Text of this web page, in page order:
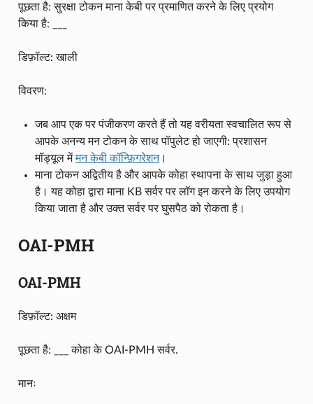
पूछता है: सुरक्षा टोकन माना केबी पर प्रमाणित करने के लिए प्रयोग
किया है: ___
डिफ़ॉल्ट: खाली
विवरण:
जब आप एक पर पंजीकरण करते हैं तो यह वरीयता स्वचालित रूप से
आपके अनन्य मन टोकन के साथ पॉपुलेट हो जाएगी: प्रशासन
मॉड्यूल मेंमन केबी कॉन्फ़िगरेशन।
माना टोकन अद्वितीय है और आपके कोहा स्थापना के साथ जुड़ा हुआ
है। यह कोहा द्वारा माना KB सर्वर पर लॉग इन करने के लिए उपयोग
किया जाता है और उक्त सर्वर पर घुसपैठ को रोकता है।
OAI-PMH
OAI-PMH
डिफ़ॉल्ट: अक्षम
पूछता है: ___ कोहा के OAI-PMH सर्वर.
मानः